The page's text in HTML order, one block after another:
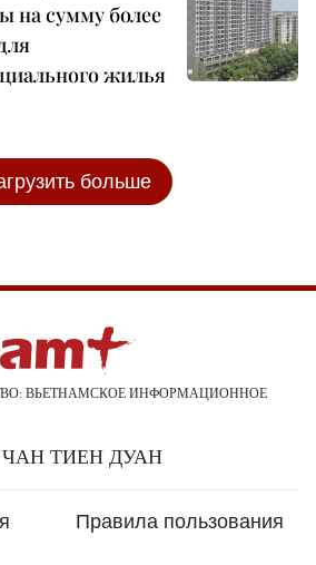
на сумму более
жилья
больше
ВЬЕТНАМСКОЕ ИНФОРМАЦИОННОЕ
ЧАН ТИЕН ДУАН
Правила пользования